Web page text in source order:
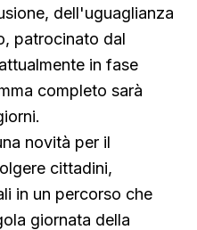
dell'uguaglianza
patrocinato dal
in fase
completo sarà
novità per il
cittadini,
in un percorso che
giornata della